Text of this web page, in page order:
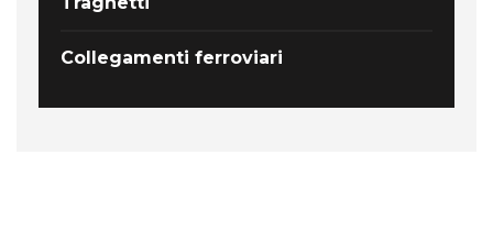
Collegamenti ferroviari